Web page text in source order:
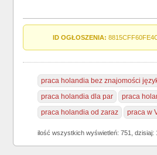
ID OGŁOSZENIA:
praca holandia bez znajomości
praca holandia dla par
praca
praca holandia od zaraz
praca w
ilość wszystkich wyświetleń: 751, dzisiaj: